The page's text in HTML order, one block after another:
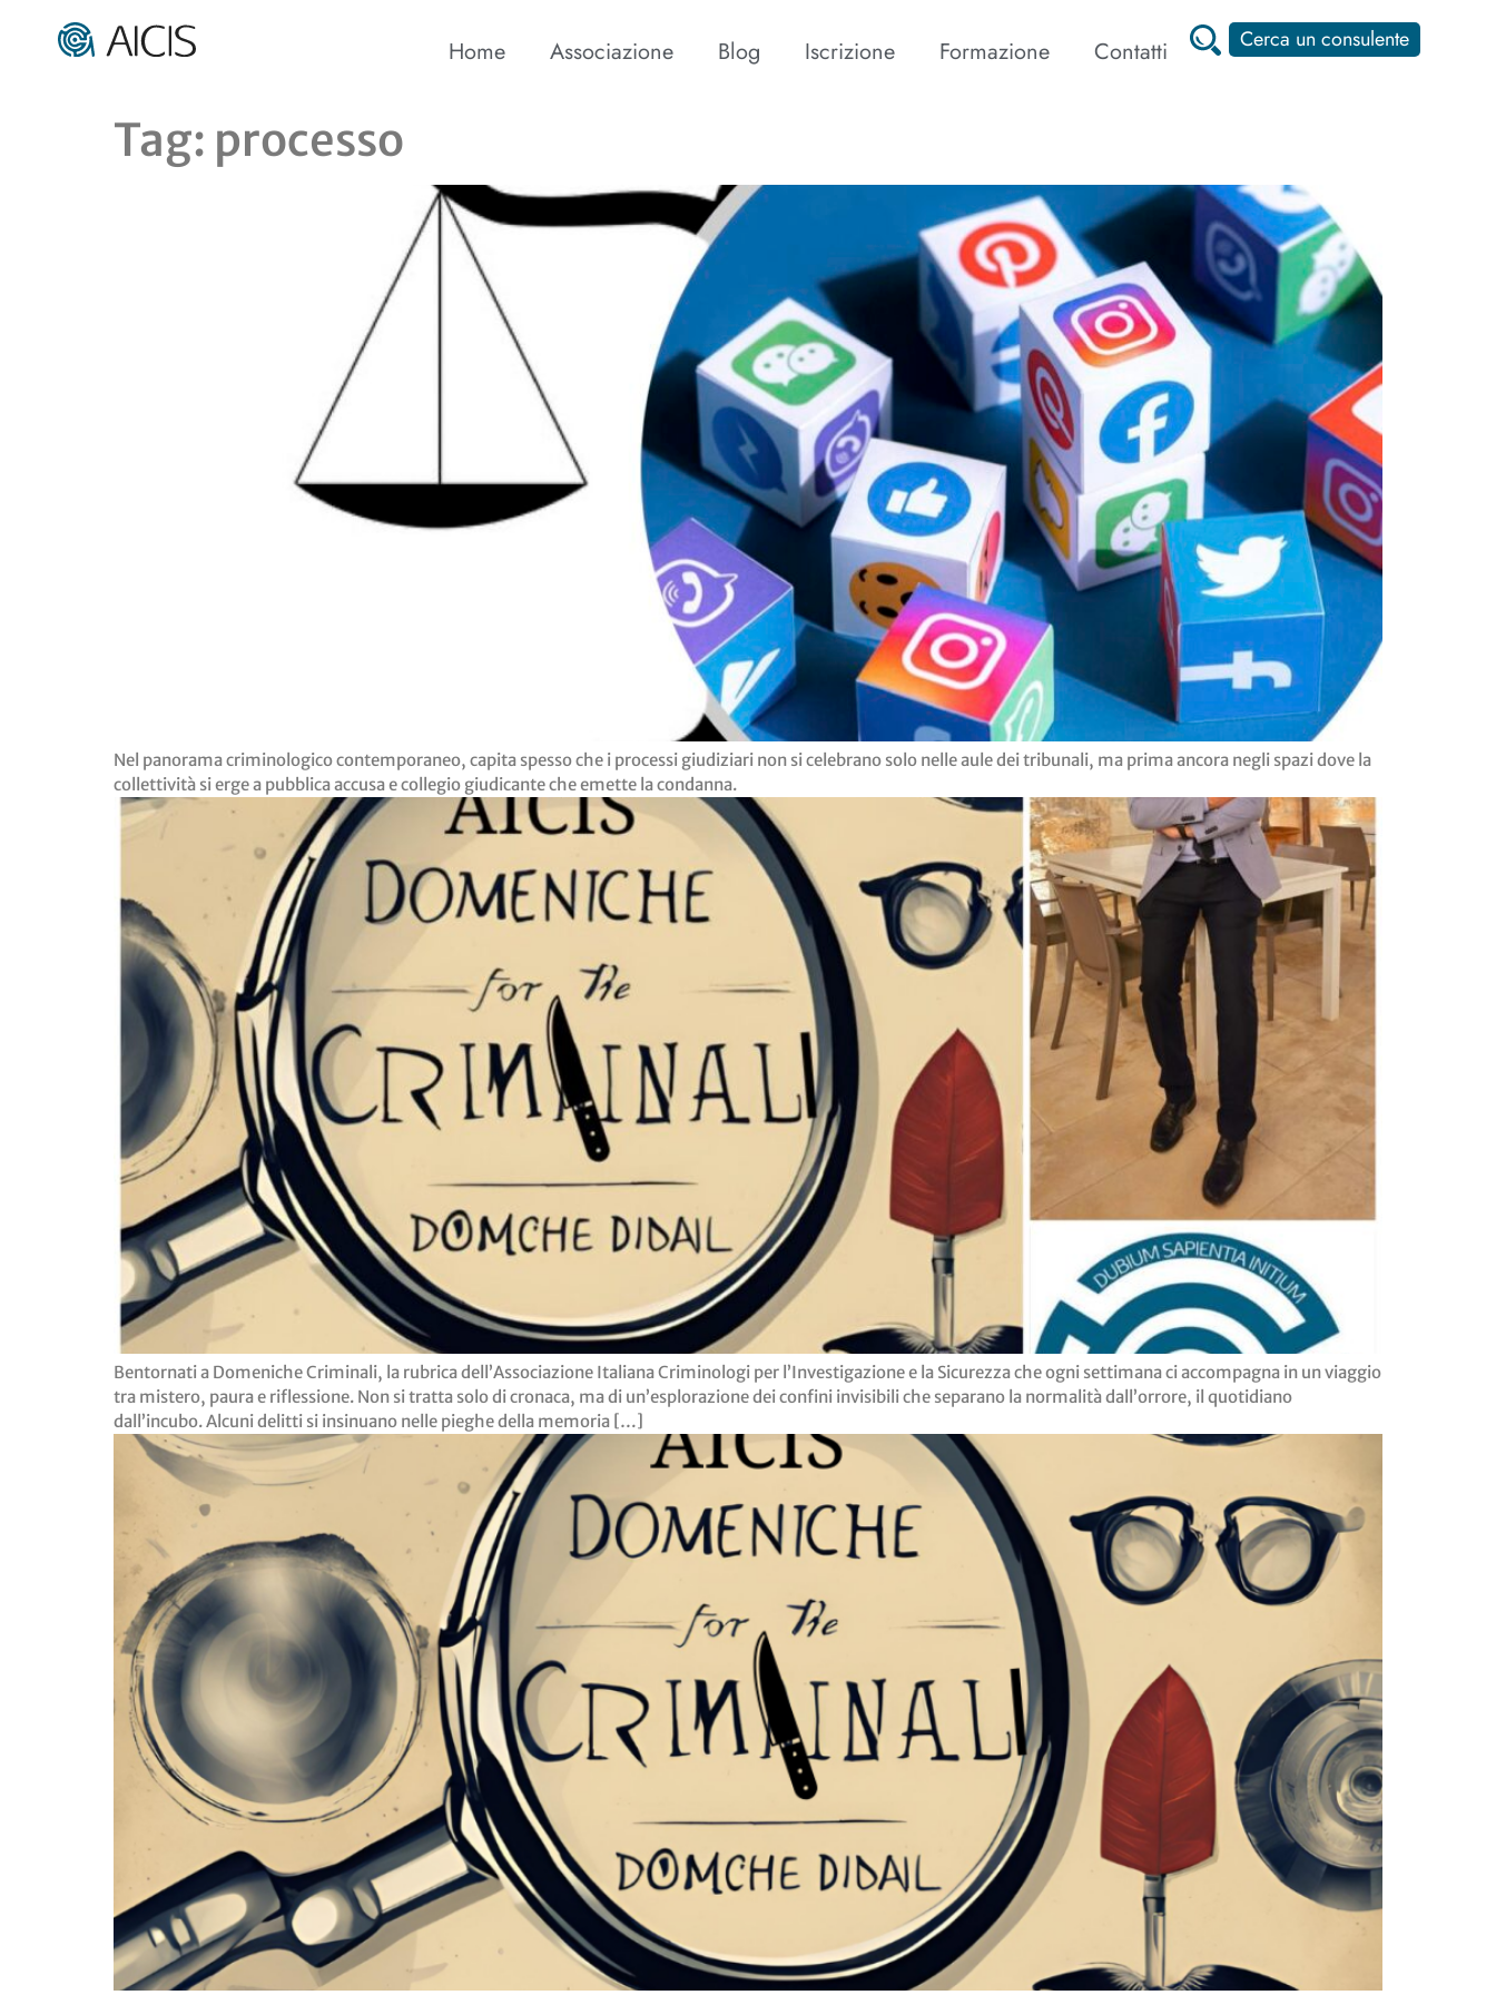
Home Associazione Blog Iscrizione Formazione Contatti Cerca un consulente
Tag: processo
Nel panorama criminologico contemporaneo, capita spesso che i processi giudiziari non si celebrano solo nelle aule dei tribunali, ma prima ancora negli spazi dove la
collettività si erge a pubblica accusa e collegio giudicante che emette la condanna.
Bentornati a Domeniche Criminali, la rubrica dell’Associazione Italiana Criminologi per l’Investigazione e la Sicurezza che ogni settimana ci accompagna in un viaggio
tra mistero, paura e riflessione. Non si tratta solo di cronaca, ma di un’esplorazione dei confini invisibili che separano la normalità dall’orrore, il quotidiano
dall’incubo. Alcuni delitti si insinuano nelle pieghe della memoria […]